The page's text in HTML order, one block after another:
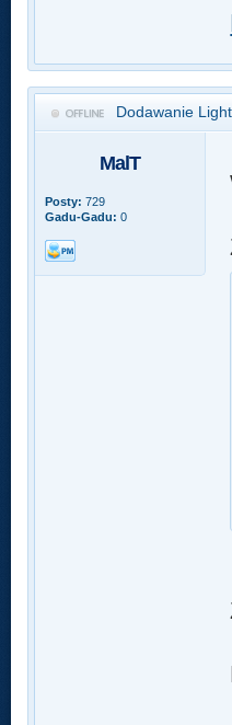
Dodawanie
MalT
Posty: 729
Gadu-Gadu: 0